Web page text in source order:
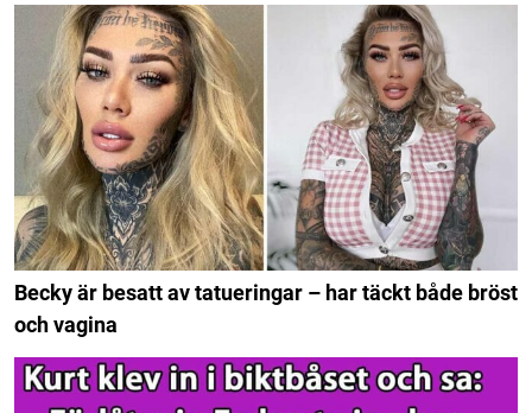
Becky är besatt av tatueringar – har täckt både bröst
och vagina